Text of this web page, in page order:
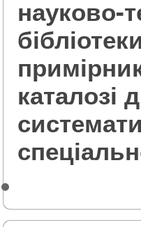
науково-
каталозі